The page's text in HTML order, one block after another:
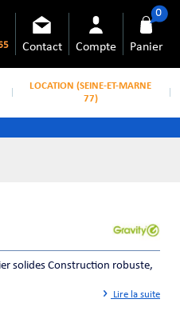
Contact Compte Panier
0
LOCATION (SEINE-ET-MARNE
77)
solides Construction robuste,
Lire la suite